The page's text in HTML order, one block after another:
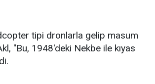
tipi dronlarla gelip masum
"Bu, 1948'deki Nekbe ile kıyas